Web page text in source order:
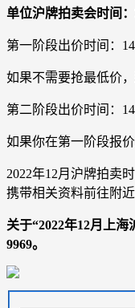
单位沪牌拍卖会时间：
第一阶段出价时间：
如果不需要抢最低价
第二阶段出价时间：
如果你在第一阶段报
2022年12月沪牌拍卖
携带相关资料前往附
关于“2022年12月上
9969。